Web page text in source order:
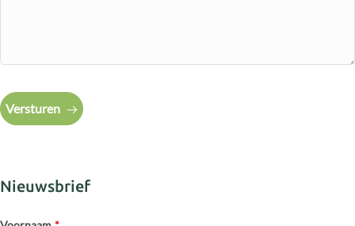
Versturen
Nieuwsbrief